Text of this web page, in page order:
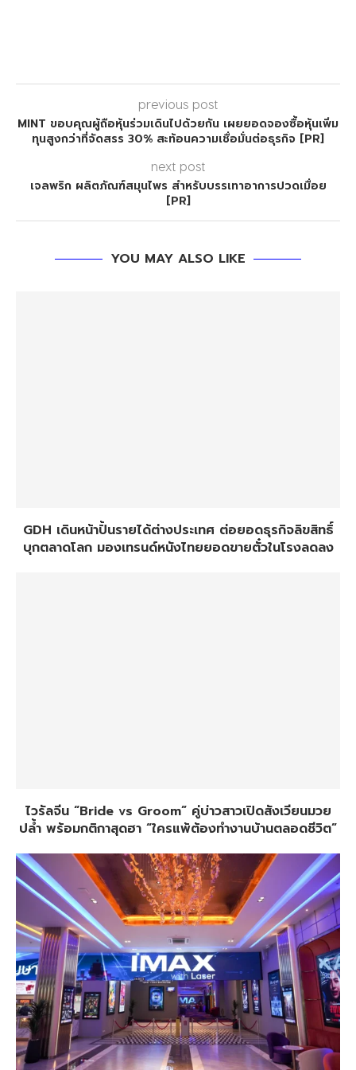
previous post
MINT ขอบคุณผู้ถือหุ้นร่วมเดินไปด้วยกัน เผยยอดจองซื้อหุ้นเพิ่ม
ทุนสูงกว่าที่จัดสรร 30% สะท้อนความเชื่อมั่นต่อธุรกิจ [PR]
next post
เจลพริก ผลิตภัณฑ์สมุนไพร สำหรับบรรเทาอาการปวดเมื่อย
[PR]
YOU MAY ALSO LIKE
GDH เดินหน้าปั้นรายได้ต่างประเทศ ต่อยอดธุรกิจลิขสิทธิ์
บุกตลาดโลก มองเทรนด์หนังไทยยอดขายตั๋วในโรงลดลง
ไวรัลจีน “Bride vs Groom” คู่บ่าวสาวเปิดสังเวียนมวย
ปล้ำ พร้อมกติกาสุดฮา “ใครแพ้ต้องทำงานบ้านตลอดชีวิต”